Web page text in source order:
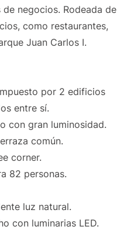
negocios. Rodeada de
como restaurantes,
Juan Carlos I.
por 2 edificios
entre sí.
con gran luminosidad.
común.
corner.
82 personas.
luz natural.
con luminarias LED.